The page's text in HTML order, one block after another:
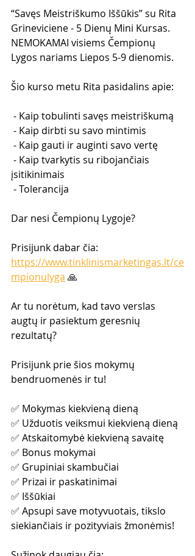
“Savęs Meistriškumo Iššūkis” su Rita
Grineviciene - 5 Dienų Mini Kursas.
NEMOKAMAI visiems Čempionų
Lygos nariams Liepos 5-9 dienomis.
Šio kurso metu Rita pasidalins apie:
- Kaip tobulinti savęs meistriškumą
- Kaip dirbti su savo mintimis
- Kaip gauti ir auginti savo vertę
įsitikinimais
- Tolerancija
Dar nesi Čempionų Lygoje?
Prisijunk dabar čia:
https://www.tinklinismarketingas.lt/ce
mpionulyga 🙏
Ar tu norėtum, kad tavo verslas
augtų ir pasiektum geresnių
rezultatų?
Prisijunk prie šios mokymų
bendruomenės ir tu!
✅ Mokymas kiekvieną dieną
✅ Užduotis veiksmui kiekvieną dieną
✅ Atskaitomybė kiekvieną savaitę
✅ Bonus mokymai
✅ Grupiniai skambučiai
✅ Prizai ir paskatinimai
✅ Iššūkiai
✅ Apsupi save motyvuotais, tikslo
siekiančiais ir pozityviais žmonėmis!